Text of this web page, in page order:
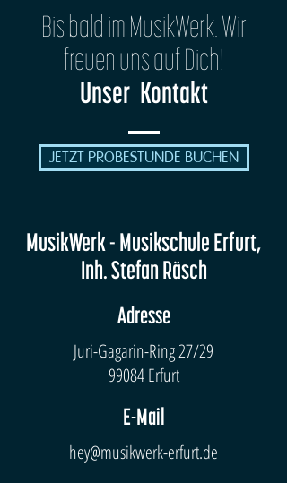
Bis bald im MusikWerk. Wir
freuen uns auf Dich!
Unser Kontakt
JETZT PROBESTUNDE BUCHEN
MusikWerk - Musikschule Erfurt,
Inh. Stefan Räsch
Adresse
Juri-Gagarin-Ring 27/29
99084 Erfurt
E-Mail
hey@musikwerk-erfurt.de